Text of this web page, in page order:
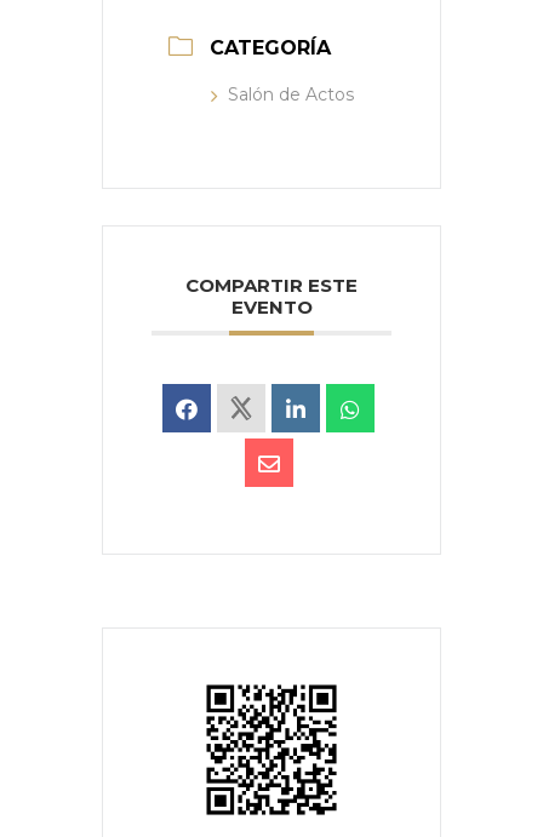
CATEGORÍA
Salón de Actos
COMPARTIR ESTE
EVENTO